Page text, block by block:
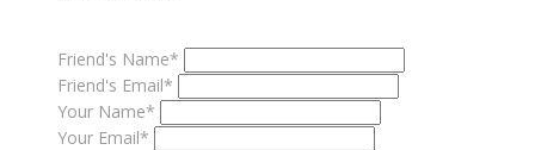
Friend's Name*
Friend's Email*
Your Name*
Your Email*